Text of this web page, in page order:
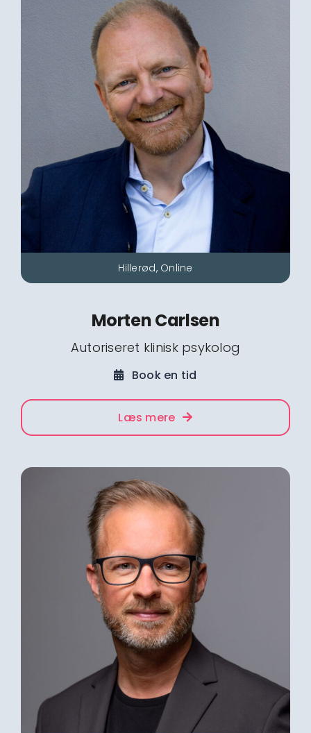
Hillerød, Online
Morten Carlsen
Autoriseret klinisk psykolog
Book en tid
Læs mere